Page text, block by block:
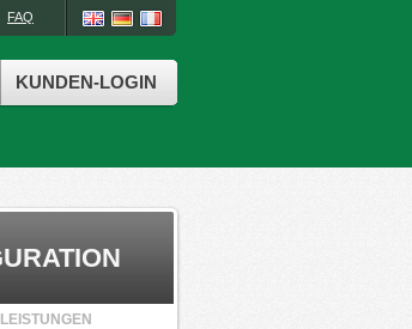
FAQ
KUNDEN-LOGIN